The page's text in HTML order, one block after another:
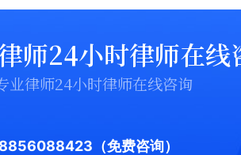
师24小时律师在线
业律师24小时律师在线咨询
（免费咨询）